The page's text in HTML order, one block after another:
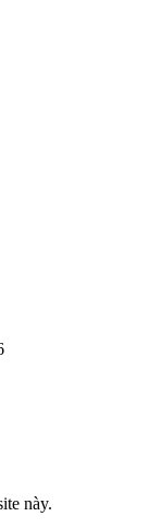
này.